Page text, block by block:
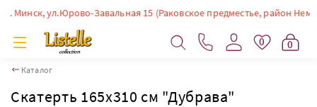
ул.Юрово-Завальная 15 (Раковское предместье, район
0 0
Каталог
Скатерть 165х310 см "Дубрава"